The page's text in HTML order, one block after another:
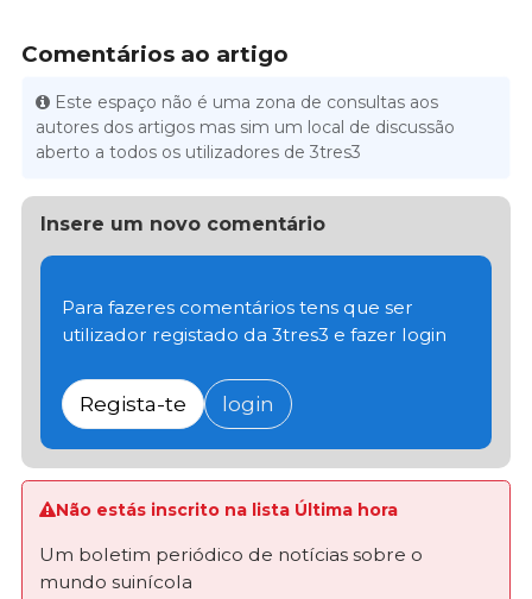
Comentários ao artigo
Este espaço não é uma zona de consultas aos
autores dos artigos mas sim um local de discussão
aberto a todos os utilizadores de 3tres3
Insere um novo comentário
Para fazeres comentários tens que ser
utilizador registado da 3tres3 e fazer login
Regista-te login
Não estás inscrito na lista Última hora
Um boletim periódico de notícias sobre o
mundo suinícola